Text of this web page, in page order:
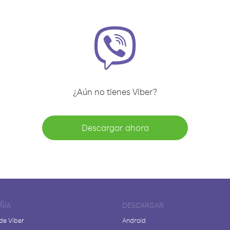
¿Aún no tienes Viber?
Descargar ahora
Viber
DESCARGAR
Android